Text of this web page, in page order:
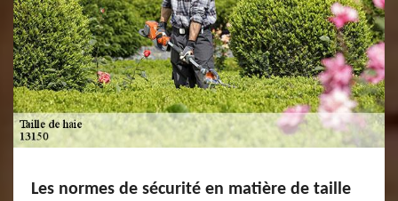
Les normes de sécurité en matière de taille